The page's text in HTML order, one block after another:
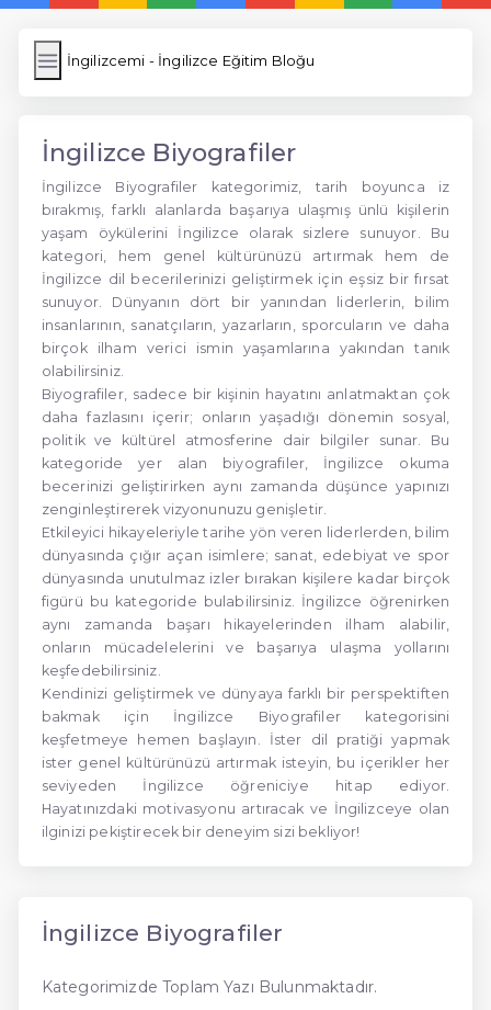
İngilizcemi - İngilizce Eğitim Bloğu
İngilizce Biyografiler
İngilizce Biyografiler kategorimiz, tarih boyunca iz
bırakmış, farklı alanlarda başarıya ulaşmış ünlü kişilerin
yaşam öykülerini İngilizce olarak sizlere sunuyor. Bu
kategori, hem genel kültürünüzü artırmak hem de
İngilizce dil becerilerinizi geliştirmek için eşsiz bir fırsat
sunuyor. Dünyanın dört bir yanından liderlerin, bilim
insanlarının, sanatçıların, yazarların, sporcuların ve daha
birçok ilham verici ismin yaşamlarına yakından tanık
olabilirsiniz.
Biyografiler, sadece bir kişinin hayatını anlatmaktan çok
daha fazlasını içerir; onların yaşadığı dönemin sosyal,
politik ve kültürel atmosferine dair bilgiler sunar. Bu
kategoride yer alan biyografiler, İngilizce okuma
becerinizi geliştirirken aynı zamanda düşünce yapınızı
zenginleştirerek vizyonunuzu genişletir.
Etkileyici hikayeleriyle tarihe yön veren liderlerden, bilim
dünyasında çığır açan isimlere; sanat, edebiyat ve spor
dünyasında unutulmaz izler bırakan kişilere kadar birçok
figürü bu kategoride bulabilirsiniz. İngilizce öğrenirken
aynı zamanda başarı hikayelerinden ilham alabilir,
onların mücadelelerini ve başarıya ulaşma yollarını
keşfedebilirsiniz.
Kendinizi geliştirmek ve dünyaya farklı bir perspektiften
bakmak için İngilizce Biyografiler kategorisini
keşfetmeye hemen başlayın. İster dil pratiği yapmak
ister genel kültürünüzü artırmak isteyin, bu içerikler her
seviyeden İngilizce öğreniciye hitap ediyor.
Hayatınızdaki motivasyonu artıracak ve İngilizceye olan
ilginizi pekiştirecek bir deneyim sizi bekliyor!
İngilizce Biyografiler
Kategorimizde Toplam Yazı Bulunmaktadır.